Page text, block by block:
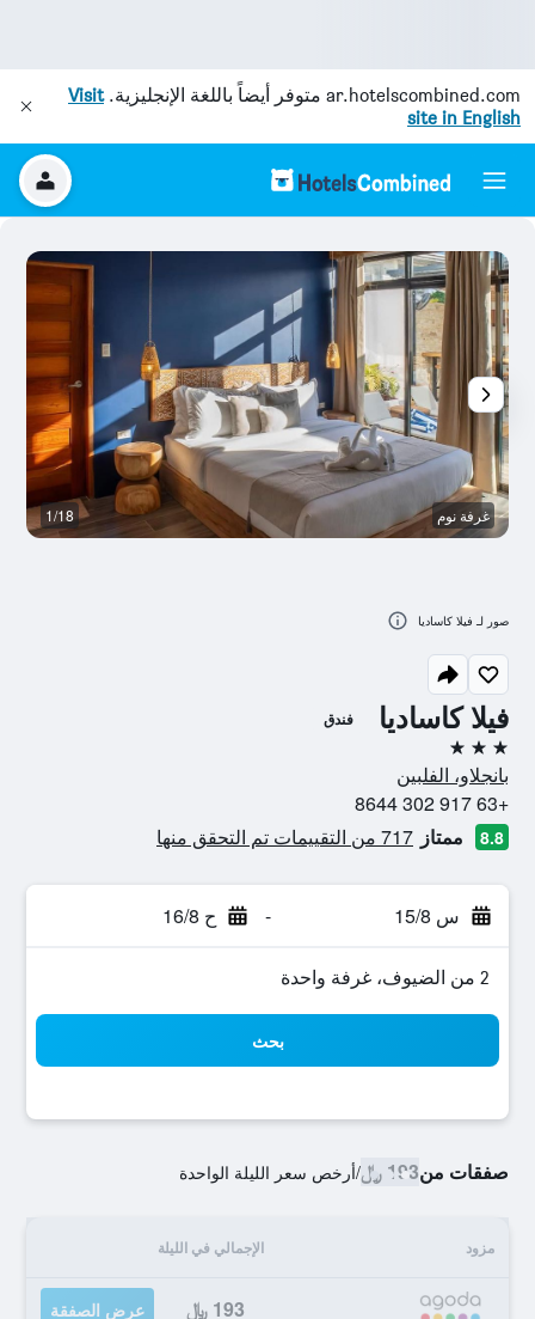
ar.hotelscombined.com متوفر أيضاً باللغة الإنجليزية.Visit
site in English
فيلا كاساديا فندق
3 نجوم
بانجلاو، الفلبين
+63 917 302 8644
8.8 ممتاز 717 من التقييمات تم التحقق منها
س 15/8 - ح 16/8
2 من الضيوف، غرفة واحدة
بحث
صفقات من193 ﷼ /أرخص سعر الليلة الواحدة
مزود الإجمالي في الليلة
193 ﷼ عرض الصفقة
غرفة نوم 1/18
صور لـ فيلا كاساديا